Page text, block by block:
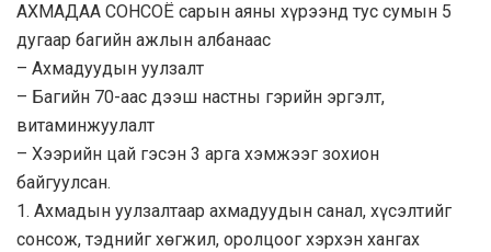
АХМАДАА СОНСОЁ сарын аяны хүрээнд тус сумын 5
дугаар багийн ажлын албанаас
– Ахмадуудын уулзалт
– Багийн 70-аас дээш настны гэрийн эргэлт,
витаминжуулалт
– Хээрийн цай гэсэн 3 арга хэмжээг зохион
байгуулсан.
1. Ахмадын уулзалтаар ахмадуудын санал, хүсэлтийг
сонсож, тэднийг хөгжил, оролцоог хэрхэн хангах